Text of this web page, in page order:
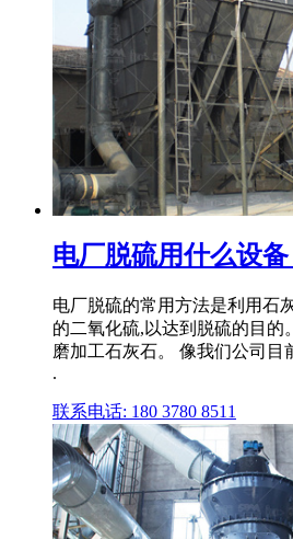
电厂脱硫用什么设
电厂脱硫的常用方法是利用石
的二氧化硫,以达到脱硫的目的
磨加工石灰石。 像我们公司目
.
联系电话: 180 3780 8511